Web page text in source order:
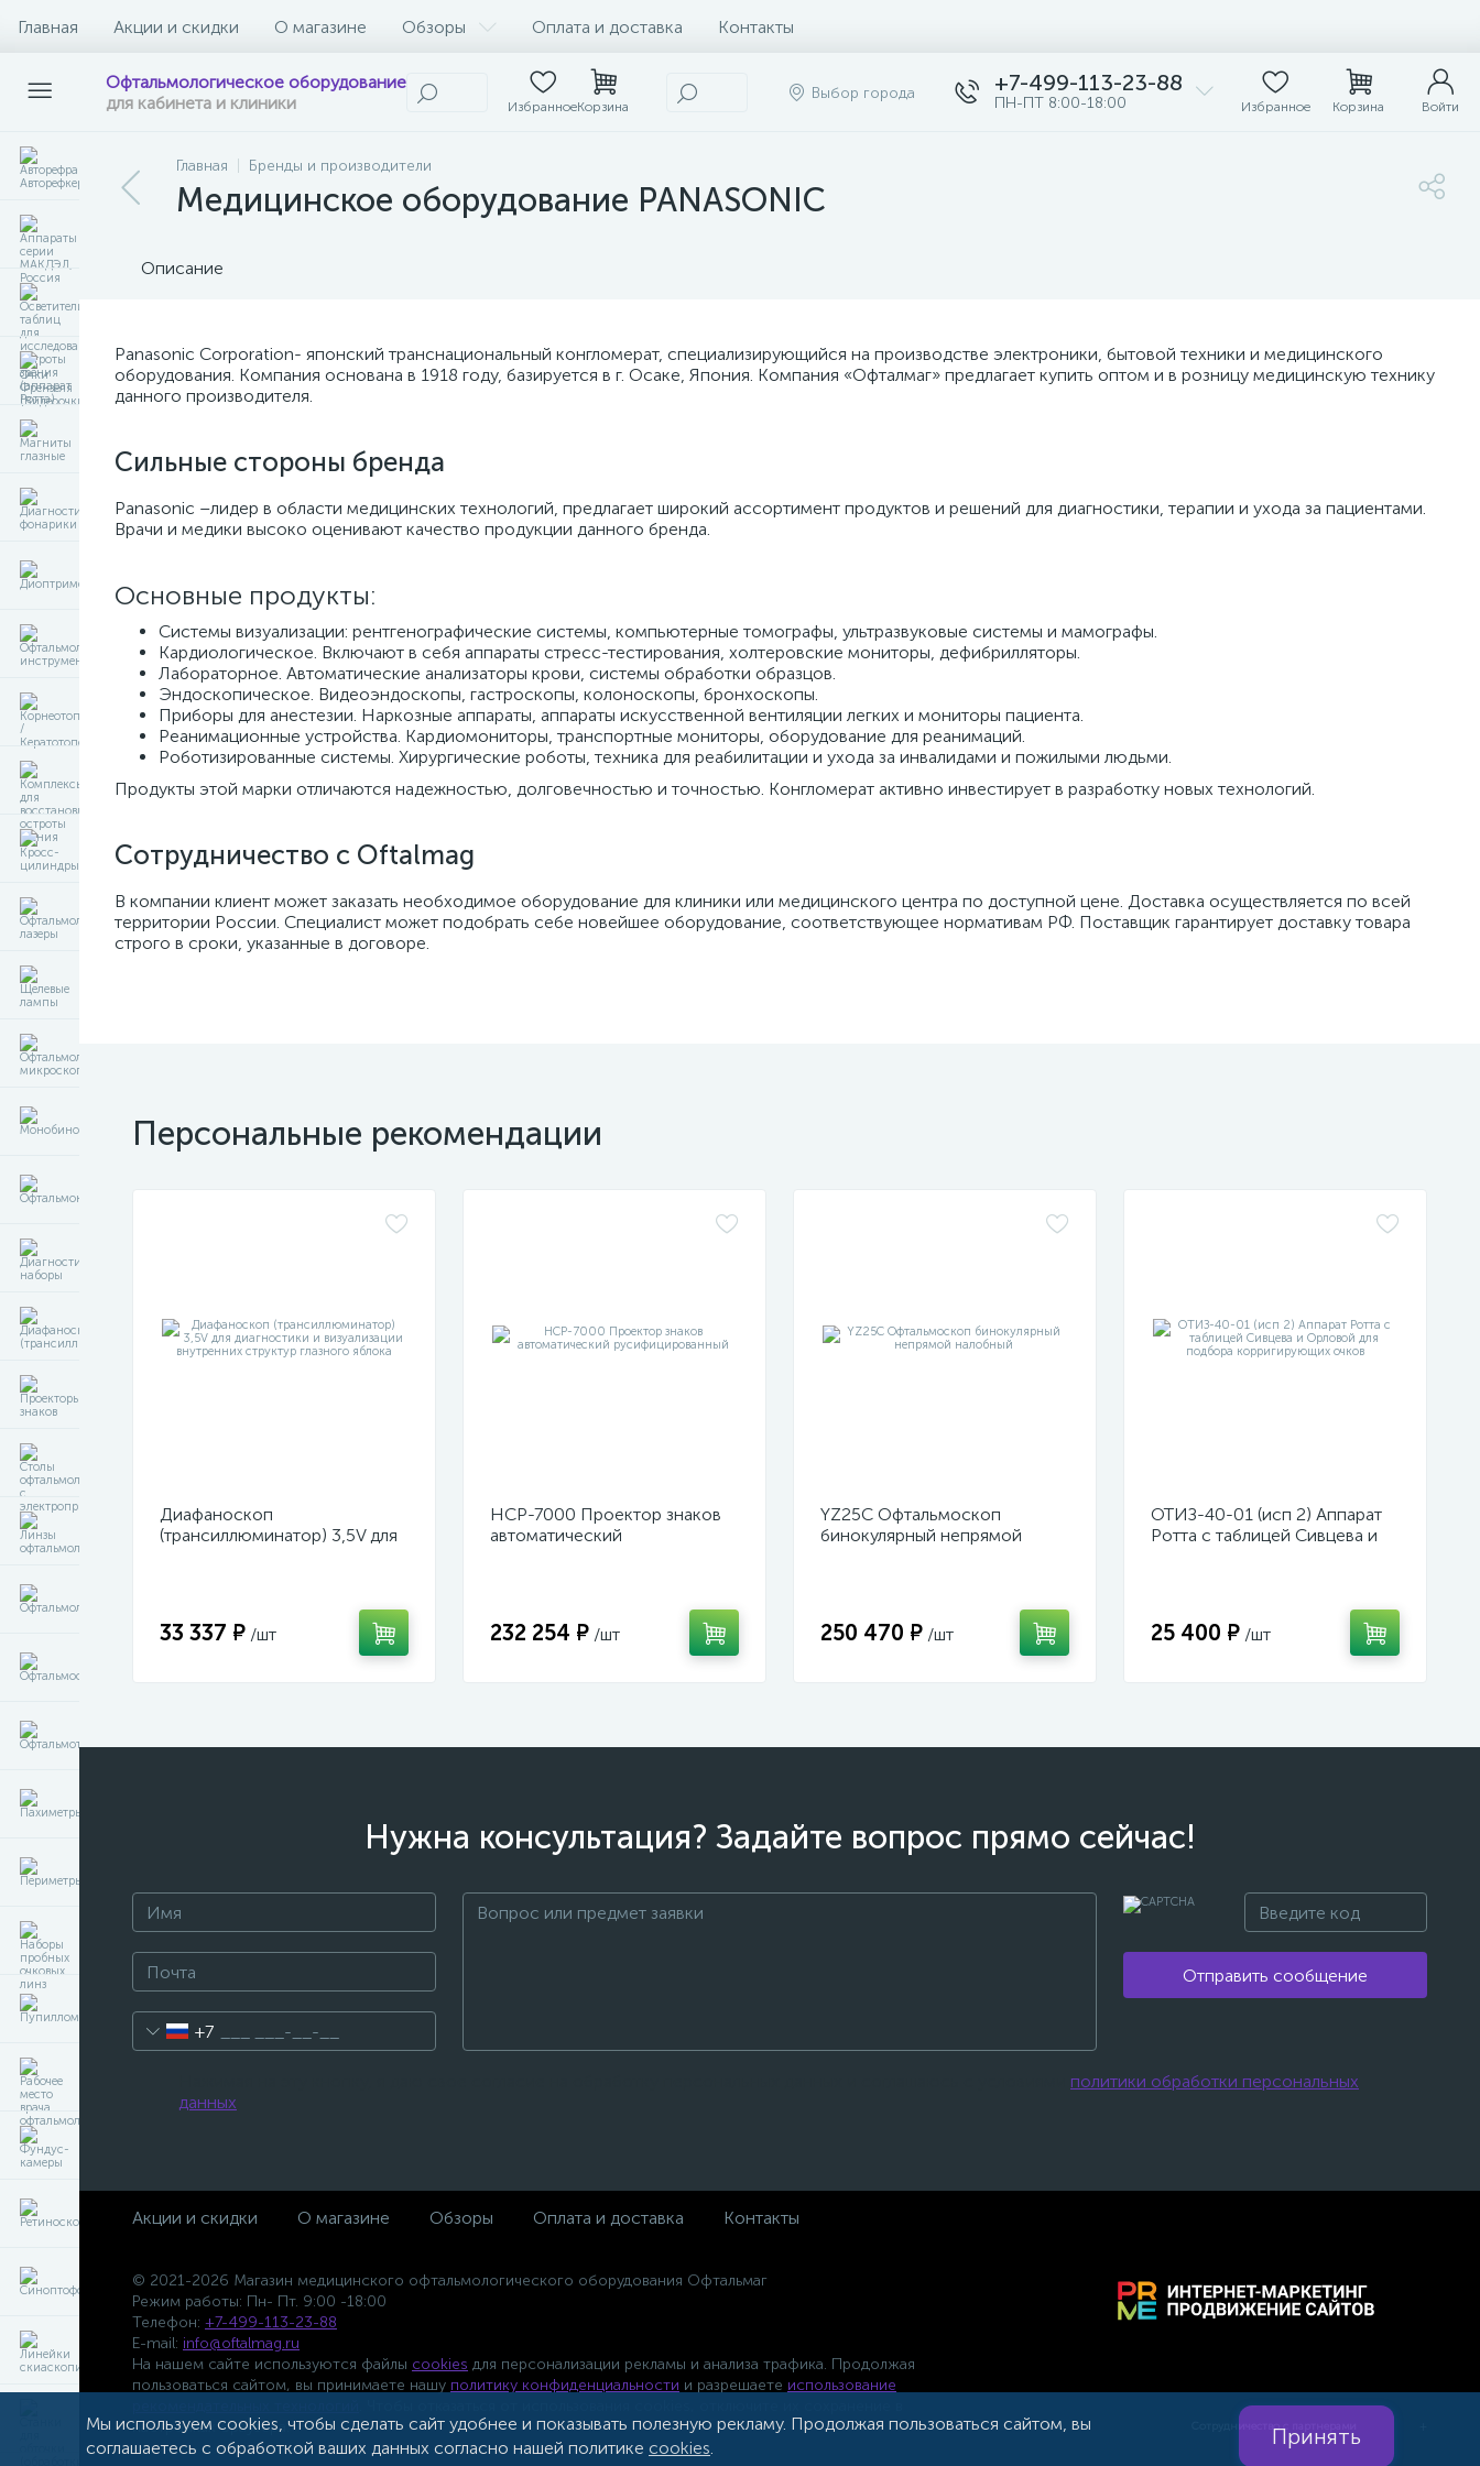
Главная Акции и скидки О магазине Обзоры Оплата и доставка Контакты
Офтальмологическое оборудование
для кабинета и клиники
ИзбранноеКорзина
Выбор города +7-499-113-23-88
ПН-ПТ 8:00-18:00 Избранное Корзина Войти
Главная Бренды и производители
Медицинское оборудование PANASONIC
Описание
Panasonic Corporation- японский транснациональный конгломерат, специализирующийся на производстве электроники, бытовой техники и медицинского
оборудования. Компания основана в 1918 году, базируется в г. Осаке, Япония. Компания «Офталмаг» предлагает купить оптом и в розницу медицинскую технику
данного производителя.
Сильные стороны бренда
Panasonic –лидер в области медицинских технологий, предлагает широкий ассортимент продуктов и решений для диагностики, терапии и ухода за пациентами.
Врачи и медики высоко оценивают качество продукции данного бренда.
Основные продукты:
Системы визуализации: рентгенографические системы, компьютерные томографы, ультразвуковые системы и мамографы.
Кардиологическое. Включают в себя аппараты стресс-тестирования, холтеровские мониторы, дефибрилляторы.
Лабораторное. Автоматические анализаторы крови, системы обработки образцов.
Эндоскопическое. Видеоэндоскопы, гастроскопы, колоноскопы, бронхоскопы.
Приборы для анестезии. Наркозные аппараты, аппараты искусственной вентиляции легких и мониторы пациента.
Реанимационные устройства. Кардиомониторы, транспортные мониторы, оборудование для реанимаций.
Роботизированные системы. Хирургические роботы, техника для реабилитации и ухода за инвалидами и пожилыми людьми.
Продукты этой марки отличаются надежностью, долговечностью и точностью. Конгломерат активно инвестирует в разработку новых технологий.
Сотрудничество с Oftalmag
В компании клиент может заказать необходимое оборудование для клиники или медицинского центра по доступной цене. Доставка осуществляется по всей
территории России. Специалист может подобрать себе новейшее оборудование, соответствующее нормативам РФ. Поставщик гарантирует доставку товара
строго в сроки, указанные в договоре.
Персональные рекомендации
Диафаноскоп
(трансиллюминатор) 3,5V для
33 337 ₽ /шт
НСР-7000 Проектор знаков
автоматический
232 254 ₽ /шт
YZ25C Офтальмоскоп
бинокулярный непрямой
250 470 ₽ /шт
ОТИЗ-40-01 (исп 2) Аппарат
Ротта с таблицей Сивцева и
25 400 ₽ /шт
Нужна консультация? Задайте вопрос прямо сейчас!
+7
Отправить сообщение
политики обработки персональных
данных
Акции и скидки О магазине Обзоры Оплата и доставка Контакты
© 2021-2026 Магазин медицинского офтальмологического оборудования Офтальмаг
Режим работы: Пн- Пт. 9:00 -18:00
Телефон: +7-499-113-23-88
E-mail: info@oftalmag.ru
На нашем сайте используются файлы cookies для персонализации рекламы и анализа трафика. Продолжая
пользоваться сайтом, вы принимаете нашу политику конфиденциальности и разрешаете использование
настройках браузера.
Сотрудничество с партнерами
Мы используем cookies, чтобы сделать сайт удобнее и показывать полезную рекламу. Продолжая пользоваться сайтом, вы
соглашаетесь с обработкой ваших данных согласно нашей политике cookies. Принять